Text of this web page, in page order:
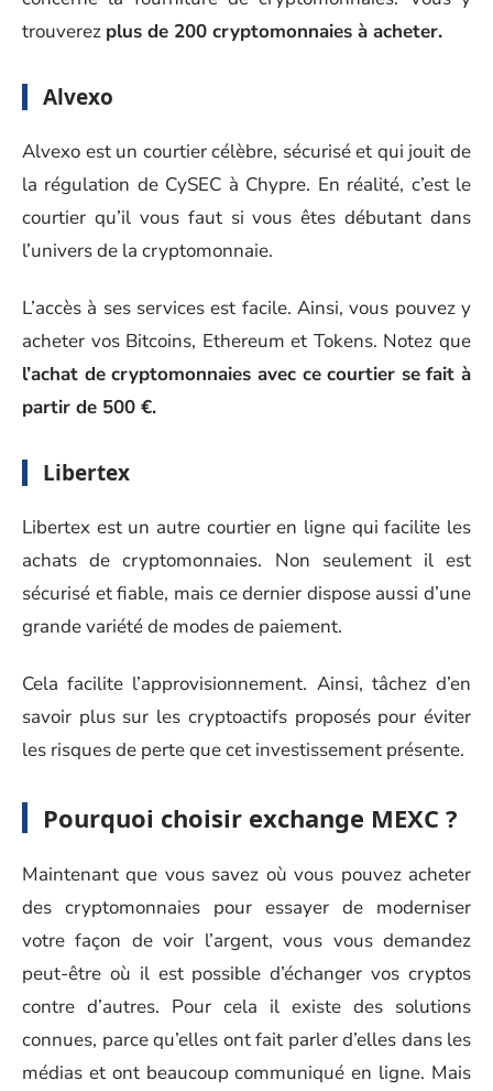
trouverez plus de 200 cryptomonnaies à acheter.
Alvexo
Alvexo est un courtier célèbre, sécurisé et qui jouit de
la régulation de CySEC à Chypre. En réalité, c’est le
courtier qu’il vous faut si vous êtes débutant dans
l’univers de la cryptomonnaie.
L’accès à ses services est facile. Ainsi, vous pouvez y
acheter vos Bitcoins, Ethereum et Tokens. Notez que
l’achat de cryptomonnaies avec ce courtier se fait à
partir de 500 €.
Libertex
Libertex est un autre courtier en ligne qui facilite les
achats de cryptomonnaies. Non seulement il est
sécurisé et fiable, mais ce dernier dispose aussi d’une
grande variété de modes de paiement.
Cela facilite l’approvisionnement. Ainsi, tâchez d’en
savoir plus sur les cryptoactifs proposés pour éviter
les risques de perte que cet investissement présente.
Pourquoi choisir exchange MEXC ?
Maintenant que vous savez où vous pouvez acheter
des cryptomonnaies pour essayer de moderniser
votre façon de voir l’argent, vous vous demandez
peut-être où il est possible d’échanger vos cryptos
contre d’autres. Pour cela il existe des solutions
connues, parce qu’elles ont fait parler d’elles dans les
médias et ont beaucoup communiqué en ligne. Mais